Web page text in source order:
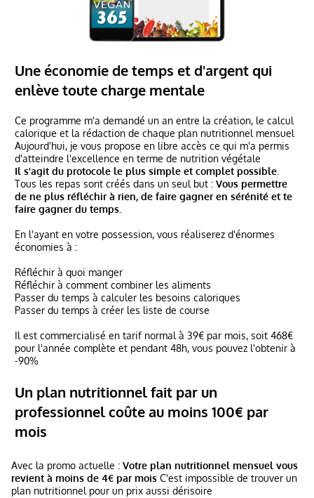
Une économie de temps et d'argent qui
enlève toute charge mentale
Ce programme m'a demandé un an entre la création, le calcul
calorique et la rédaction de chaque plan nutritionnel mensuel
Aujourd'hui, je vous propose en libre accès ce qui m'a permis
d'atteindre l'excellence en terme de nutrition végétale
Il s'agit du protocole le plus simple et complet possible.
Tous les repas sont créés dans un seul but : Vous permettre
de ne plus réfléchir à rien, de faire gagner en sérénité et te
faire gagner du temps.
En l'ayant en votre possession, vous réaliserez d'énormes
économies à :
Réfléchir à quoi manger
Réfléchir à comment combiner les aliments
Passer du temps à calculer les besoins caloriques
Passer du temps à créer les liste de course
Il est commercialisé en tarif normal à 39€ par mois, soit 468€
pour l'année complète et pendant 48h, vous pouvez l'obtenir à
-90%
Un plan nutritionnel fait par un
professionnel coûte au moins 100€ par
mois
Avec la promo actuelle : Votre plan nutritionnel mensuel vous
revient à moins de 4€ par mois C'est impossible de trouver un
plan nutritionnel pour un prix aussi dérisoire